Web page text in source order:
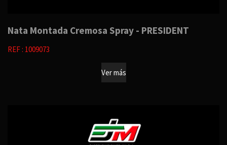
Nata Montada Cremosa Spray - PRESIDENT
REF : 1009073
Ver más